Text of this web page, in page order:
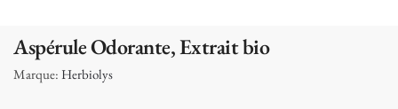
Aspérule Odorante, Extrait bio
Marque: Herbiolys